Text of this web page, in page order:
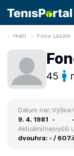
Hráči Fono Laszlo
45
Datum nar.:
9. 4. 1981
Výška:
-
-
Aktuální/nejvyšší
dvouhra: - / 607.